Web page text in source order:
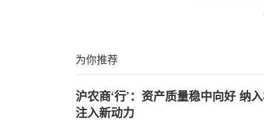
为你推荐
沪农商‘行’：资产质量稳中向好 纳
注入新动力